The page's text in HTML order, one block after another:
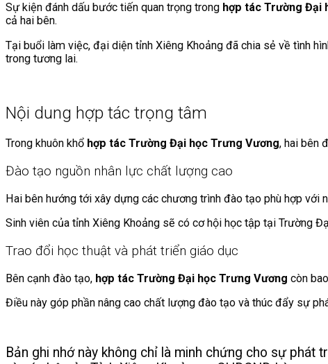
Sự kiện đánh dấu bước tiến quan trọng trong hợp tác Trường Đại
cả hai bên.
Tại buổi làm việc, đại diện tỉnh Xiêng Khoảng đã chia sẻ về tình
trong tương lai.
Nội dung hợp tác trọng tâm
Trong khuôn khổ hợp tác Trường Đại học Trưng Vương, hai bên
Đào tạo nguồn nhân lực chất lượng cao
Hai bên hướng tới xây dựng các chương trình đào tạo phù hợp
Sinh viên của tỉnh Xiêng Khoảng sẽ có cơ hội học tập tại Trường
Trao đổi học thuật và phát triển giáo dục
Bên cạnh đào tạo, hợp tác Trường Đại học Trưng Vương còn
Điều này góp phần nâng cao chất lượng đào tạo và thúc đẩy sự
Bản ghi nhớ này không chỉ là minh chứng cho sự